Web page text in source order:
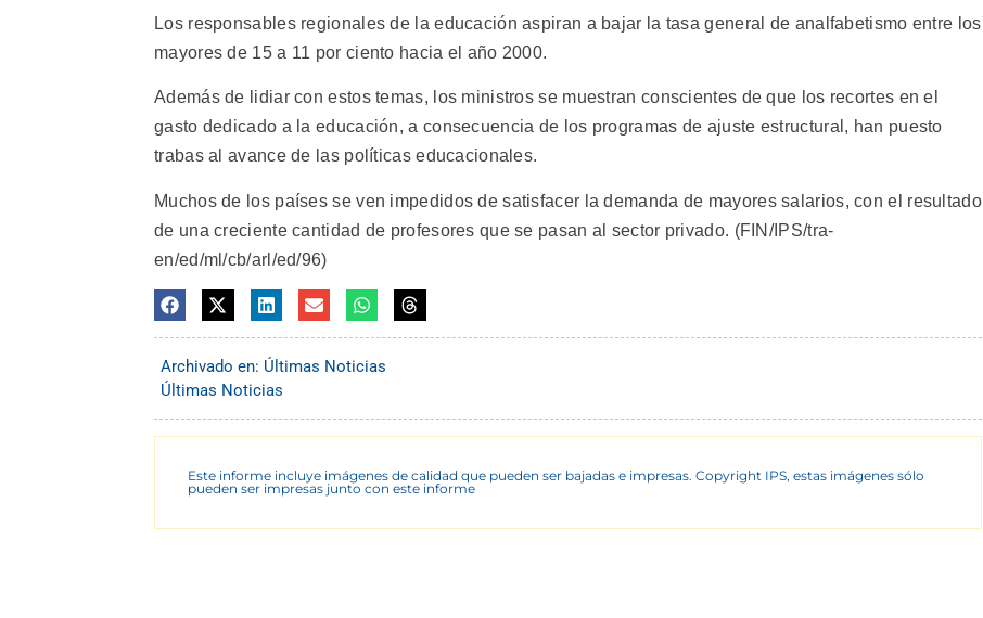
Los responsables regionales de la educación aspiran a bajar la tasa general de analfabetismo entre los
mayores de 15 a 11 por ciento hacia el año 2000.
Además de lidiar con estos temas, los ministros se muestran conscientes de que los recortes en el
gasto dedicado a la educación, a consecuencia de los programas de ajuste estructural, han puesto
trabas al avance de las políticas educacionales.
Muchos de los países se ven impedidos de satisfacer la demanda de mayores salarios, con el resultado
de una creciente cantidad de profesores que se pasan al sector privado. (FIN/IPS/tra-
en/ed/ml/cb/arl/ed/96)
Archivado en: Últimas Noticias
Últimas Noticias
Este informe incluye imágenes de calidad que pueden ser bajadas e impresas. Copyright IPS, estas imágenes sólo
pueden ser impresas junto con este informe